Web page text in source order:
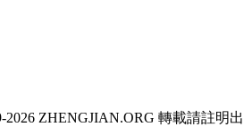
ZHENGJIAN.ORG 轉載請註明出